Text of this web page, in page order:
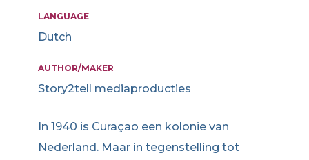
LANGUAGE
Dutch
AUTHOR/MAKER
Story2tell mediaproducties
In 1940 is Curaçao een kolonie van
Nederland. Maar in tegenstelling tot